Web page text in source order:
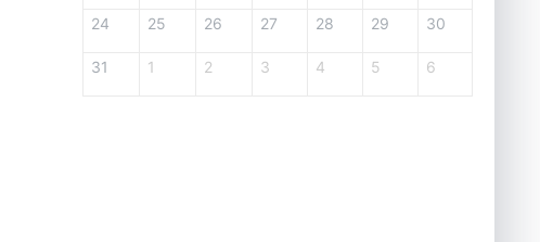
24 25 26 27 28 29 30
31 1 2 3 4 5 6